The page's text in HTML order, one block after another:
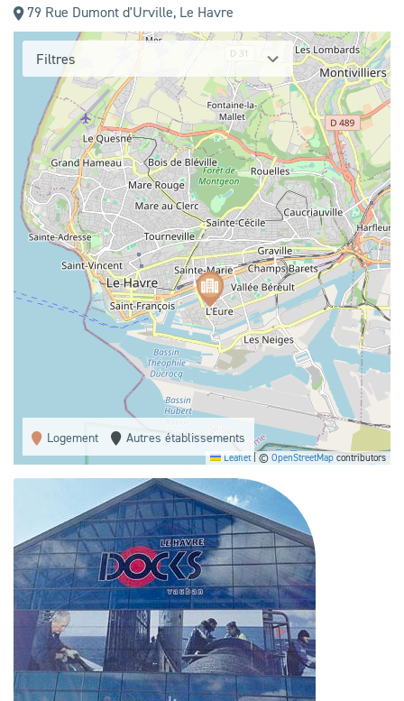
79 Rue Dumont d'Urville, Le Havre
Filtres
Logement Autres établissements
Leaflet |© OpenStreetMapcontributors